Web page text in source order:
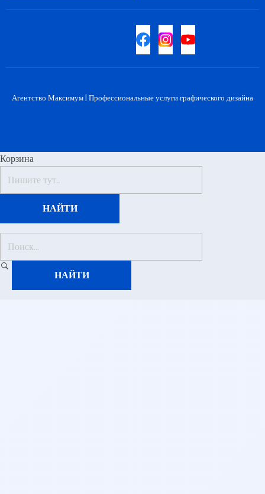
Агентство Максимум | Профессиональные услуги графического дизайна
Корзина